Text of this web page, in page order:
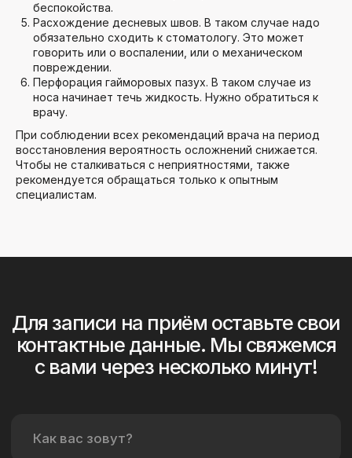
беспокойства.
Расхождение десневых швов. В таком случае надо
обязательно сходить к стоматологу. Это может
говорить или о воспалении, или о механическом
повреждении.
Перфорация гайморовых пазух. В таком случае из
носа начинает течь жидкость. Нужно обратиться к
врачу.
При соблюдении всех рекомендаций врача на период
восстановления вероятность осложнений снижается.
Чтобы не сталкиваться с неприятностями, также
рекомендуется обращаться только к опытным
специалистам.